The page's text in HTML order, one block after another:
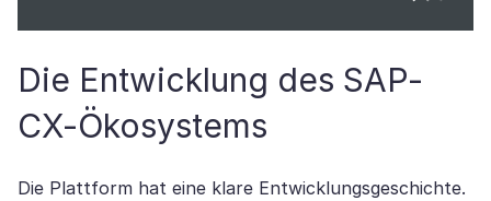
Die Entwicklung des SAP-
CX-Ökosystems
Die Plattform hat eine klare Entwicklungsgeschichte.